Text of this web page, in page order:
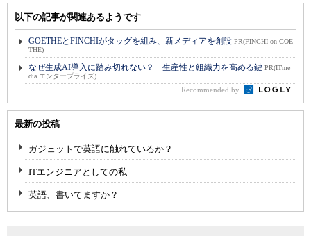
以下の記事が関連あるようです
GOETHEとFINCHIがタッグを組み、新メディアを創設 PR(FINCHI on GOE
THE)
なぜ生成AI導入に踏み切れない？ 生産性と組織力を高める鍵 PR(ITme
dia エンタープライズ)
Recommended by
最新の投稿
ガジェットで英語に触れているか？
ITエンジニアとしての私
英語、書いてますか？